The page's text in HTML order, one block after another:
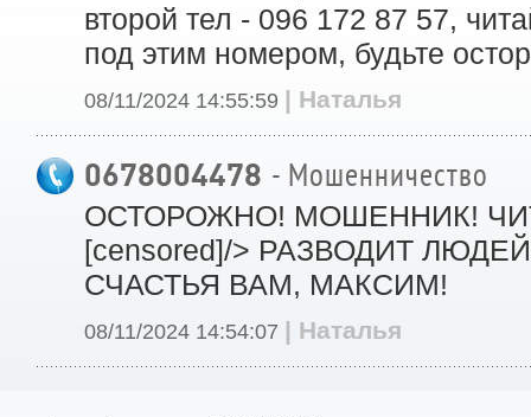
второй тел - 096 172 87 57,
под этим номером, будьте
08/11/2024 14:55:59 | Наталья
0678004478 - Мошенничество
ОСТОРОЖНО! МОШЕННИК!
[censored]/> РАЗВОДИТ
СЧАСТЬЯ ВАМ, МАКСИМ!
08/11/2024 14:54:07 | Наталья